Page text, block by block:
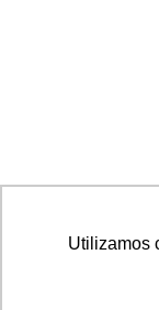
Utilizamos